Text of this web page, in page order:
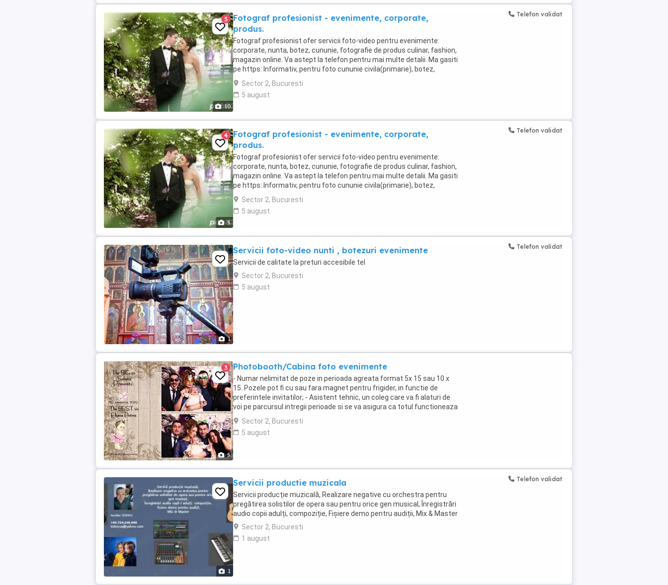
10
5
Fotograf profesionist - evenimente, corporate,
produs.
Fotograf profesionist ofer servicii foto-video pentru evenimente:
corporate, nunta, botez, cununie, fotografie de produs culinar, fashion,
magazin online. Va astept la telefon pentru mai multe detalii. Ma gasiti
pe https: Informativ, pentru foto cununie civila(primarie), botez,
cununie religioasa(biserica), ...
Sector 2, Bucuresti
5 august
Telefon validat
5
4
Fotograf profesionist - evenimente, corporate,
produs.
Fotograf profesionist ofer servicii foto-video pentru evenimente:
corporate, nunta, botez, cununie, fotografie de produs culinar, fashion,
magazin online. Va astept la telefon pentru mai multe detalii. Ma gasiti
pe https: Informativ, pentru foto cununie civila(primarie), botez,
cununie religioasa(biserica), ...
Sector 2, Bucuresti
5 august
Telefon validat
1
Servicii foto-video nunti , botezuri evenimente
Servicii de calitate la preturi accesibile tel
Sector 2, Bucuresti
5 august
Telefon validat
5
3 Photobooth/Cabina foto evenimente
- Numar nelimitat de poze in perioada agreata format 5x 15 sau 10 x
15. Pozele pot fi cu sau fara magnet pentru frigider, in functie de
preferintele invitatilor; - Asistent tehnic, un coleg care va fi alaturi de
voi pe parcursul intregii perioade si se va asigura ca totul functioneaza
ok, iar invitatii ...
Sector 2, Bucuresti
5 august
1
Servicii productie muzicala
Servicii producție muzicală, Realizare negative cu orchestra pentru
pregătirea solistilor de opera sau pentru orice gen musical, Înregistrări
audio copii adulți, compoziție, Fișiere demo pentru audiții, Mix & Master
Sector 2, Bucuresti
1 august
Telefon validat